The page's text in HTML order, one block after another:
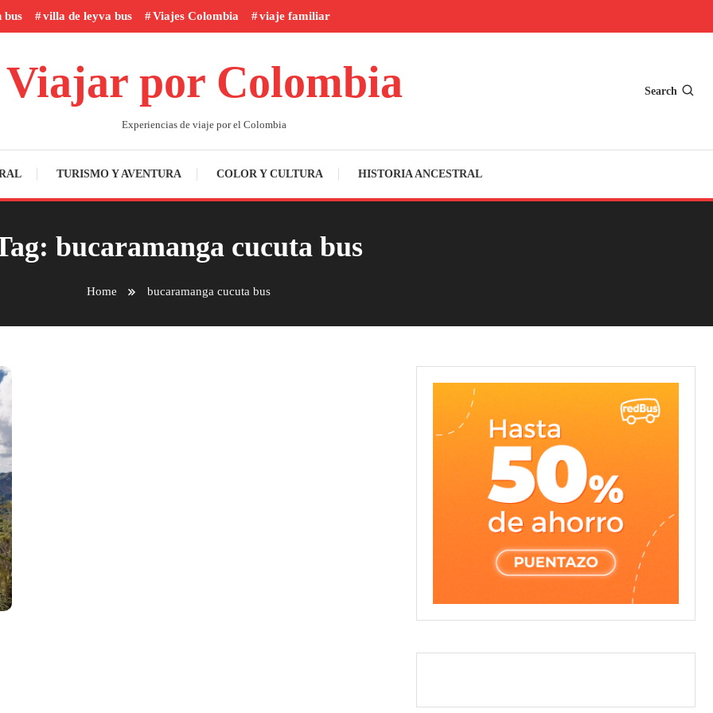
bus villa de leyva bus Viajes Colombia viaje familiar
Viajar por Colombia
Experiencias de viaje por el Colombia
Search
TURISMO Y AVENTURA COLOR Y CULTURA HISTORIA ANCESTRAL
bucaramanga cucuta bus
Home bucaramanga cucuta bus